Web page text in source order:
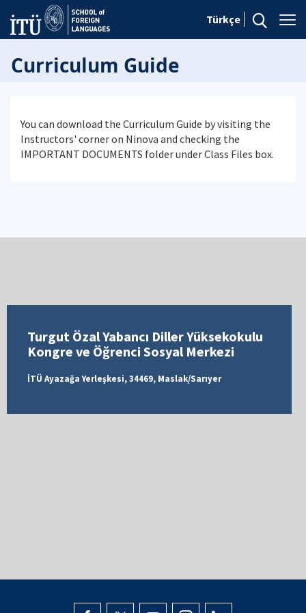
Türkçe
Curriculum Guide
You can download the Curriculum Guide by visiting the
Instructors' corner on Ninova and checking the
IMPORTANT DOCUMENTS folder under Class Files box.
Turgut Özal Yabancı Diller Yüksekokulu
Kongre ve Öğrenci Sosyal Merkezi
İTÜ Ayazağa Yerleşkesi, 34469, Maslak/Sarıyer